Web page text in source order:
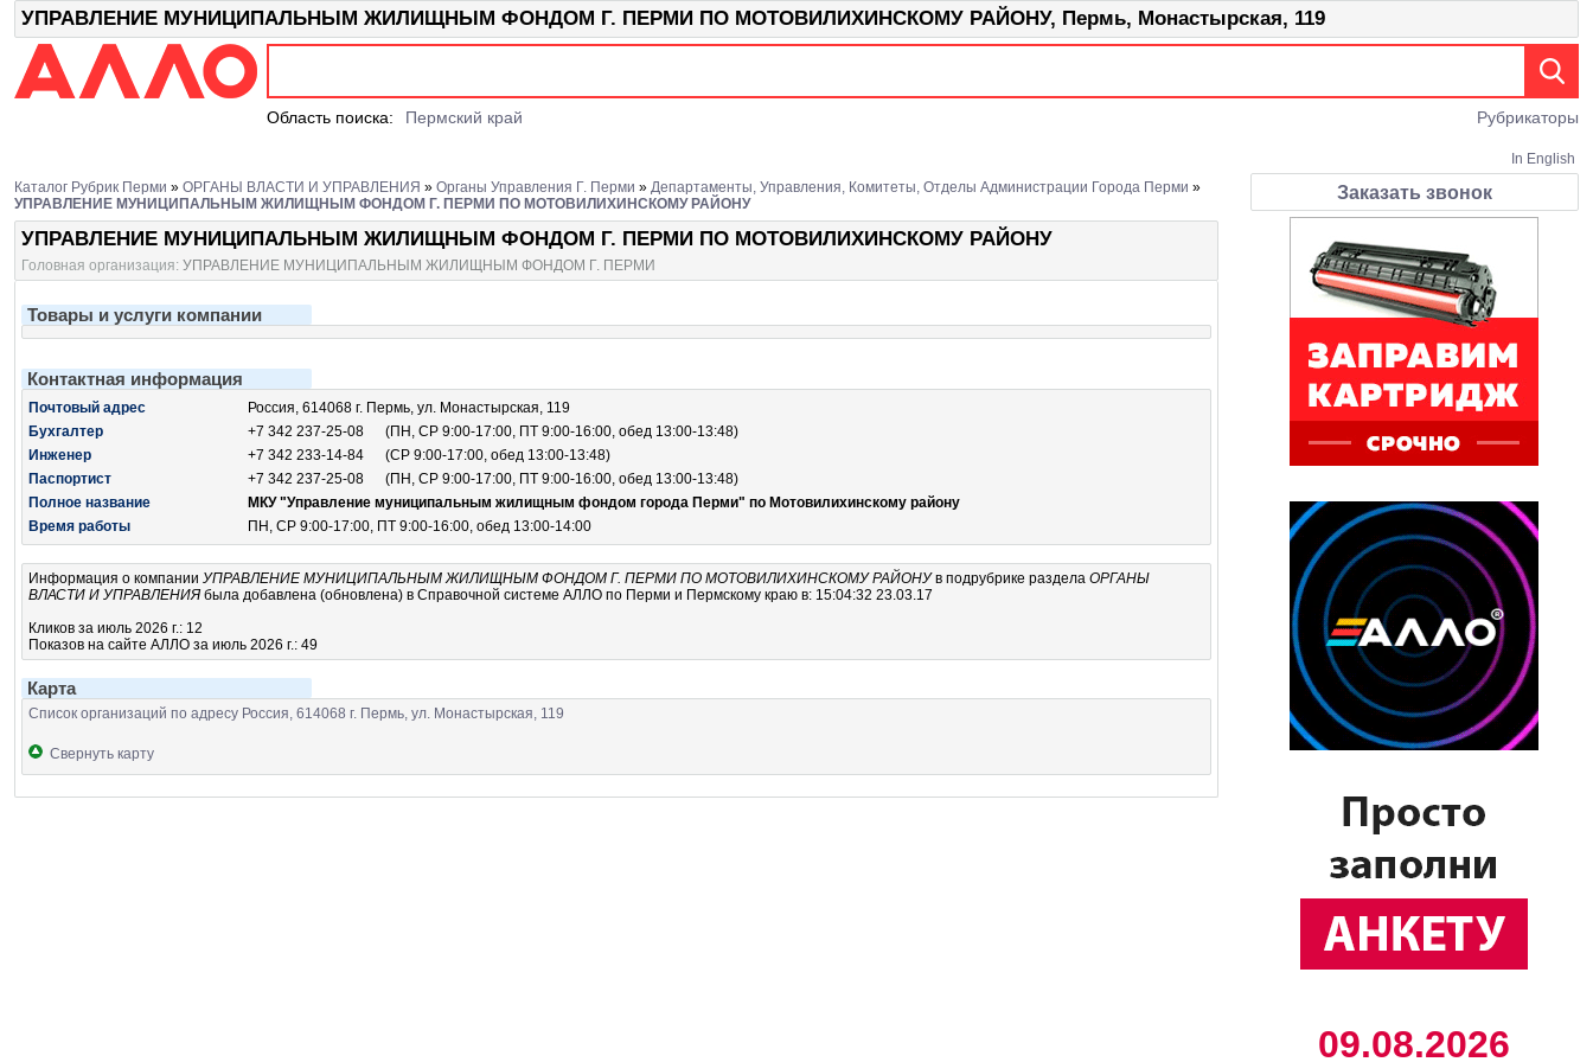
УПРАВЛЕНИЕ МУНИЦИПАЛЬНЫМ ЖИЛИЩНЫМ ФОНДОМ Г. ПЕРМИ ПО МОТОВИЛИХИНСКОМУ РАЙОНУ, Пермь, Монастырская, 119
Рубрикаторы
Область поиска: Пермский край
In English
Каталог Рубрик Перми » ОРГАНЫ ВЛАСТИ И УПРАВЛЕНИЯ » Органы Управления Г. Перми » Департаменты, Управления, Комитеты, Отделы Администрации Города Перми »
УПРАВЛЕНИЕ МУНИЦИПАЛЬНЫМ ЖИЛИЩНЫМ ФОНДОМ Г. ПЕРМИ ПО МОТОВИЛИХИНСКОМУ РАЙОНУ
УПРАВЛЕНИЕ МУНИЦИПАЛЬНЫМ ЖИЛИЩНЫМ ФОНДОМ Г. ПЕРМИ ПО МОТОВИЛИХИНСКОМУ РАЙОНУ
Головная организация: УПРАВЛЕНИЕ МУНИЦИПАЛЬНЫМ ЖИЛИЩНЫМ ФОНДОМ Г. ПЕРМИ
Товары и услуги компании
Контактная информация
Почтовый адрес
Россия, 614068 г. Пермь, ул. Монастырская, 119
Бухгалтер
+7 342 237-25-08 (ПН, СР 9:00-17:00, ПТ 9:00-16:00, обед 13:00-13:48)
Инженер
+7 342 233-14-84 (СР 9:00-17:00, обед 13:00-13:48)
Паспортист
+7 342 237-25-08 (ПН, СР 9:00-17:00, ПТ 9:00-16:00, обед 13:00-13:48)
Полное название
МКУ "Управление муниципальным жилищным фондом города Перми" по Мотовилихинскому району
Время работы
ПН, СР 9:00-17:00, ПТ 9:00-16:00, обед 13:00-14:00
Информация о компании УПРАВЛЕНИЕ МУНИЦИПАЛЬНЫМ ЖИЛИЩНЫМ ФОНДОМ Г. ПЕРМИ ПО МОТОВИЛИХИНСКОМУ РАЙОНУв подрубрике раздела ОРГАНЫ
ВЛАСТИ И УПРАВЛЕНИЯ была добавлена (обновлена) в Справочной системе АЛЛО по Перми и Пермскому краю в: 15:04:32 23.03.17
Кликов за июль 2026 г.: 12
Показов на сайте АЛЛО за июль 2026 г.: 49
Карта
Список организаций по адресу Россия, 614068 г. Пермь, ул. Монастырская, 119
Свернуть карту
Заказать звонок
09.08.2026